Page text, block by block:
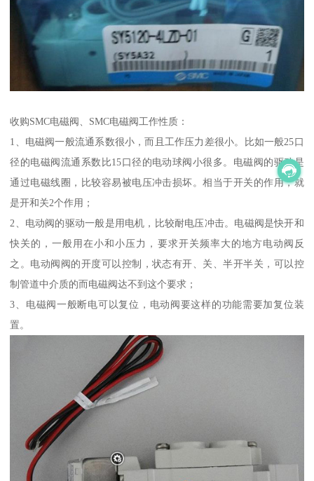
收购SMC电磁阀、SMC电磁阀工作性质：
1、电磁阀一般流通系数很小，而且工作压力差很小。比如一般25口
径的电磁阀流通系数比15口径的电动球阀小很多。电磁阀的驱动是
通过电磁线圈，比较容易被电压冲击损坏。相当于开关的作用，就
是开和关2个作用；
2、电动阀的驱动一般是用电机，比较耐电压冲击。电磁阀是快开和
快关的，一般用在小和小压力，要求开关频率大的地方电动阀反
之。电动阀阀的开度可以控制，状态有开、关、半开半关，可以控
制管道中介质的而电磁阀达不到这个要求；
3、电磁阀一般断电可以复位，电动阀要这样的功能需要加复位装
置。